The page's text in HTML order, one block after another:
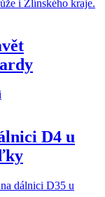
D4 u